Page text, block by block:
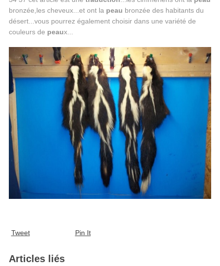
bronzée,les cheveux...et ont la peau bronzée des habitants du
désert...vous pourrez également choisir dans une variété de
couleurs de peaux...
Tweet Pin It
Articles liés